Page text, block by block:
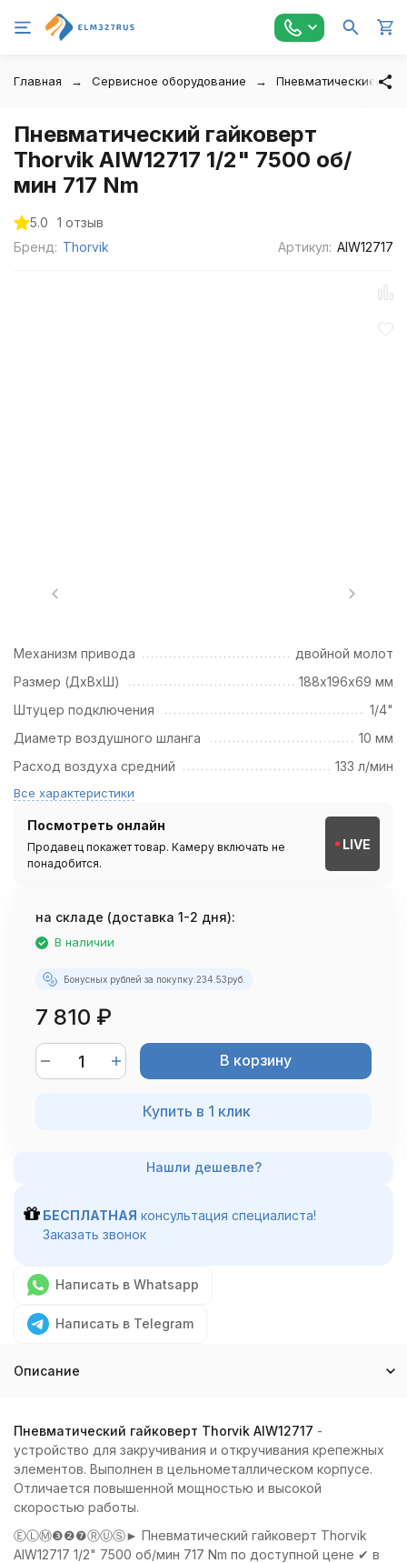
Главная Сервисное оборудование Пневматические
Пневматический гайковерт
Thorvik AIW12717 1/2" 7500 об/
мин 717 Nm
5.0
1 отзыв
Бренд: Thorvik Артикул: AIW12717
Механизм привода
двойной молот
Размер (ДхВхШ)
188х196х69 мм
Штуцер подключения
1/4"
Диаметр воздушного шланга
10 мм
Расход воздуха средний
133 л/мин
Все характеристики
Посмотреть онлайн
Продавец покажет товар. Камеру включать не
понадобится.
LIVE
на складе (доставка 1-2 дня):
В наличии
Бонусных рублей за покупку:234.53руб.
7 810 ₽
В корзину
Купить в 1 клик
БЕСПЛАТНАЯ консультация специалиста!
Заказать звонок
Написать в Whatsapp
Написать в Telegram
Описание
Пневматический гайковерт Thorvik AIW12717 -
устройство для закручивания и откручивания крепежных
элементов. Выполнен в цельнометаллическом корпусе.
Отличается повышенной мощностью и высокой
скоростью работы.
ⒺⓁⓂ❸❷❼ⓇⓊⓈ► Пневматический гайковерт Thorvik
AIW12717 1/2" 7500 об/мин 717 Nm по доступной цене ✔ в